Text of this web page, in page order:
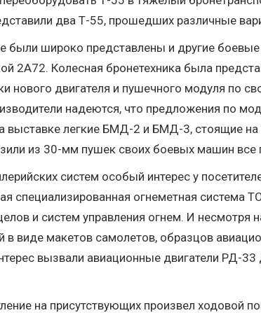
два Т-55, прошедших различные
были широко представлены и другие
2А72. Колесная бронетехника была
нового двигателя и пушечного модуля по
надеются, что предложения по
выставке легкие БМД-2 и БМД-3, стоящие на
из 30-мм пушек своих боевых машин все
систем особый интерес у
специализированная огнеметная система
и систем управления огнем. И
в виде макетов самолетов, образцов
вызвали авиационные двигатели РД-
на присутствующих произвел ходовой